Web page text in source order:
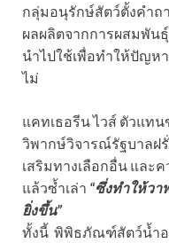
กลุ่มอนุรักษ์สัตว์ตั้งคำถ
ผลผลิตจากการผสมพัน
นำไปใช้เพื่อทำให้ปัญห
ไม่
แคทเธอรีน ไวส์ ตัวแท
วิพากษ์วิจารณ์รัฐบาลฝ
เสริมทางเลือกอื่น และ
แล้วซ้ำเล่า “ซึ่งทำให้ว
ยิ่งขึ้น”
ทั้งนี้ พิพิธภัณฑ์สัตว์น้ำอ